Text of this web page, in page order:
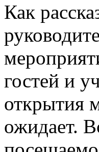
Как
гостей и
открытия
ожидает.